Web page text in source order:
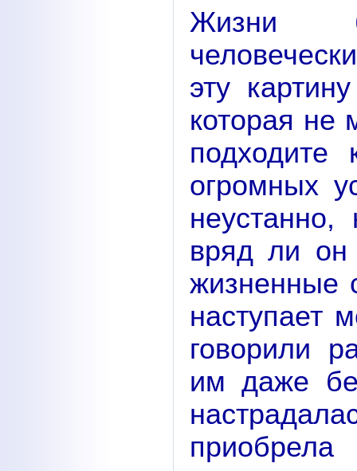
Жизни
эту
которая не
огромных
вряд ли он
жизненные
наступает
говорили
им даже
приобрела